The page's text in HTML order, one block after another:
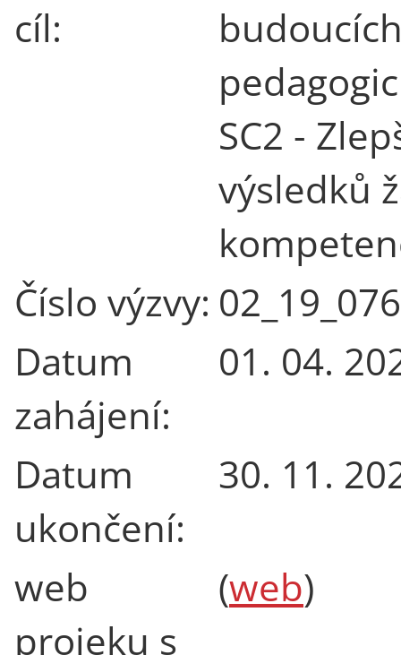
cíl:
SC2 -
výsledků
Číslo výzvy: 02_19_076
Datum
zahájení:
01. 04.
Datum
ukončení:
30. 11.
web
projeku s
(web)